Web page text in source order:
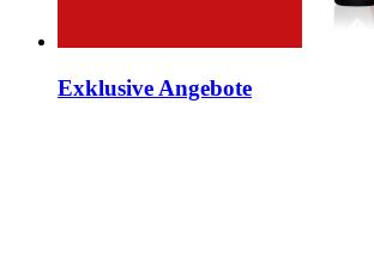
Exklusive Angebote